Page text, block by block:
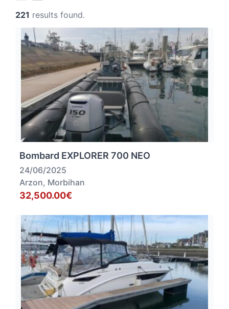
221 results found.
Bombard EXPLORER 700 NEO
24/06/2025
Arzon, Morbihan
32,500.00€